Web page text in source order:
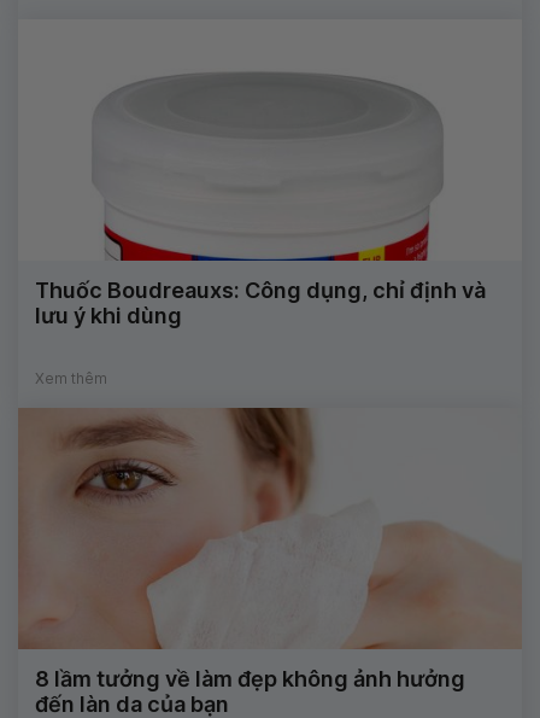
Thuốc Boudreauxs: Công dụng, chỉ định và
lưu ý khi dùng
Xem thêm
8 lầm tưởng về làm đẹp không ảnh hưởng
đến làn da của bạn